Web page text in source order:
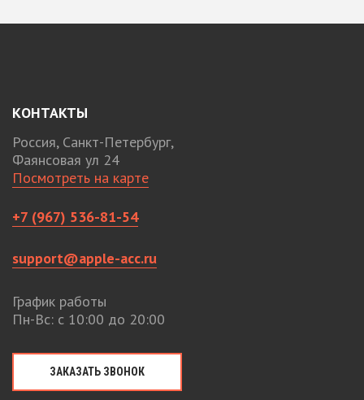
КОНТАКТЫ
Россия, Санкт-Петербург,
Фаянсовая ул 24
Посмотреть на карте
+7 (967) 536-81-54
support@apple-acc.ru
График работы
Пн-Вс: с 10:00 до 20:00
ЗАКАЗАТЬ ЗВОНОК